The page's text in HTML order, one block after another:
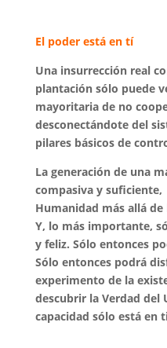
El poder está en tí
Una insurrección real
plantación sólo puede
mayoritaria de no
desconectándote del
pilares básicos de
La generación de una
compasiva y
Humanidad más allá
Y, lo más importante,
y feliz. Sólo entonces
Sólo entonces podrá
experimento de la
descubrir la Verdad del
capacidad sólo está en